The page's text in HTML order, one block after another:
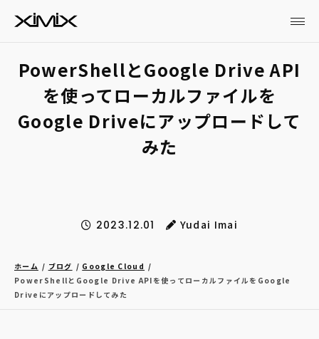
PowerShellとGoogle Drive API
を使ってローカルファイルを
Google Driveにアップロードして
みた
2023.12.01 Yudai Imai
ホーム ブログ
Google Cloud
PowerShellとGoogle Drive APIを使ってローカルファイルをGoogle
Driveにアップロードしてみた